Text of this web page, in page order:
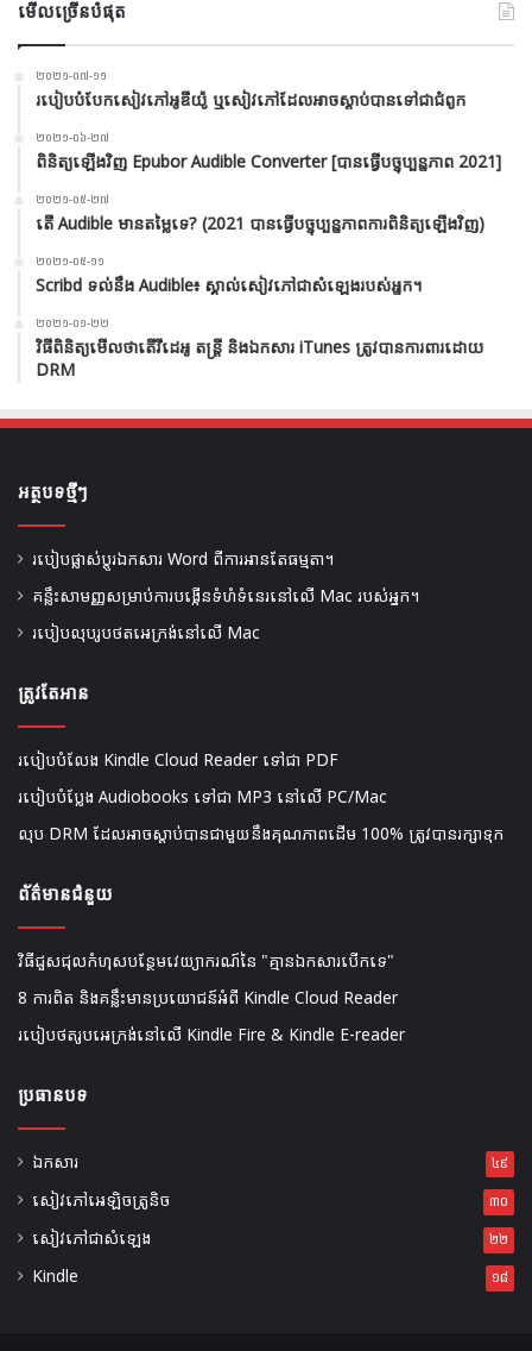
មើលច្រើនបំផុត
២០២១-០៧-១១
របៀបបំបែកសៀវភៅអូឌីយ៉ូ ឬសៀវភៅដែលអាចស្តាប់បានទៅជាជំពូក
២០២១-០៦-២៧
ពិនិត្យឡើងវិញ Epubor Audible Converter [បានធ្វើបច្ចុប្បន្នភាព 2021]
២០២១-០៥-២៧
តើ Audible មានតម្លៃទេ? (2021 បានធ្វើបច្ចុប្បន្នភាពការពិនិត្យឡើងវិញ)
២០២១-០៥-១១
Scribd ទល់នឹង Audible៖ ស្គាល់សៀវភៅជាសំឡេងរបស់អ្នក។
២០២១-០១-២២
វិធីពិនិត្យមើលថាតើវីដេអូ តន្ត្រី និងឯកសារ iTunes ត្រូវបានការពារដោយ
DRM
អត្ថបទថ្មីៗ
របៀបផ្លាស់ប្តូរឯកសារ Word ពីការអានតែធម្មតា។
គន្លឹះសាមញ្ញសម្រាប់ការបង្កើនទំហំទំនេរនៅលើ Mac របស់អ្នក។
របៀបលុបរូបថតអេក្រង់នៅលើ Mac
ត្រូវតែអាន
របៀបបំលែង Kindle Cloud Reader ទៅជា PDF
របៀបបំប្លែង Audiobooks ទៅជា MP3 នៅលើ PC/Mac
លុប DRM ដែលអាចស្តាប់បានជាមួយនឹងគុណភាពដើម 100% ត្រូវបានរក្សាទុក
ព័ត៌មានជំនួយ
វិធីជួសជុលកំហុសបន្ថែមវេយ្យាករណ៍នៃ "គ្មានឯកសារបើកទេ"
8 ការពិត និងគន្លឹះមានប្រយោជន៍អំពី Kindle Cloud Reader
របៀបថតរូបអេក្រង់នៅលើ Kindle Fire & Kindle E-reader
ប្រធានបទ
ឯកសារ ៤៩
សៀវភៅអេឡិចត្រូនិច ៣០
សៀវភៅជាសំឡេង ២២
Kindle ១៨